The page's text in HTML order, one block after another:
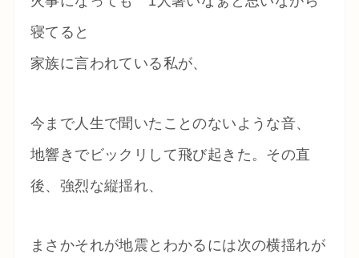
寝てると
家族に言われている私が、
今まで人生で聞いたことのないような音、
地響きでビックリして飛び起きた。その直
後、強烈な縦揺れ、
まさかそれが地震とわかるには次の横揺れが